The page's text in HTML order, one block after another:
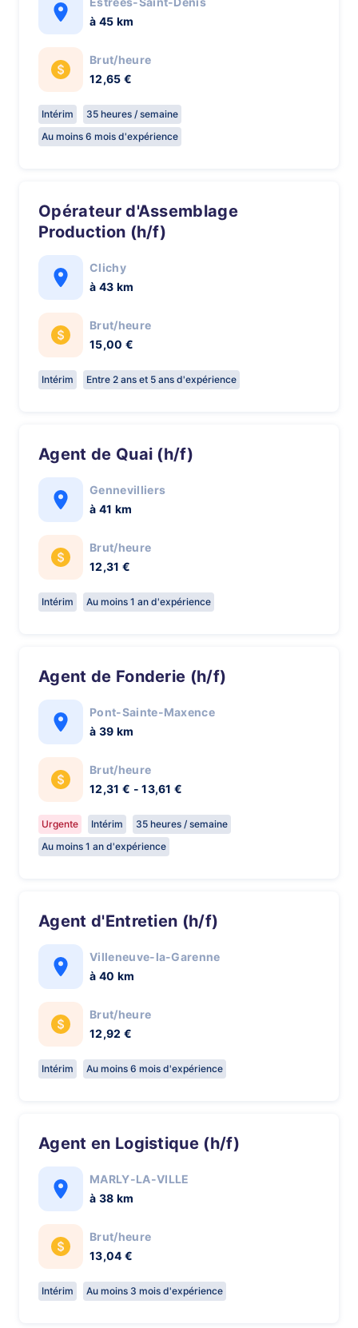
à 45 km
Brut/heure
12,65 €
Intérim
35 heures / semaine
Au moins 6 mois d'expérience
Opérateur d'Assemblage
Production (h/f)
Clichy
à 43 km
Brut/heure
15,00 €
Intérim Entre 2 ans et 5 ans d'expérience
Agent de Quai (h/f)
Gennevilliers
à 41 km
Brut/heure
12,31 €
Intérim Au moins 1 an d'expérience
Agent de Fonderie (h/f)
Pont-Sainte-Maxence
à 39 km
Brut/heure
12,31 € - 13,61 €
Urgente Intérim
35 heures / semaine
Au moins 1 an d'expérience
Agent d'Entretien (h/f)
Villeneuve-la-Garenne
à 40 km
Brut/heure
12,92 €
Intérim Au moins 6 mois d'expérience
Agent en Logistique (h/f)
MARLY-LA-VILLE
à 38 km
Brut/heure
13,04 €
Intérim Au moins 3 mois d'expérience